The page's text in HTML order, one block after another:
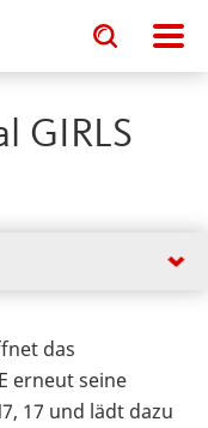
Toggle
search
input
Toggle
search
input
GIRLS
das
erneut seine
17 und lädt dazu